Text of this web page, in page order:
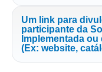
Um link para
participante da
Implementada
(Ex: website,